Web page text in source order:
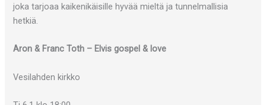
joka tarjoaa kaikenikäisille hyvää mieltä ja tunnelmallisia
hetkiä.
Aron & Franc Toth – Elvis gospel & love
Vesilahden kirkko